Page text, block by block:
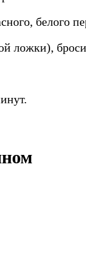
белого
ложки),